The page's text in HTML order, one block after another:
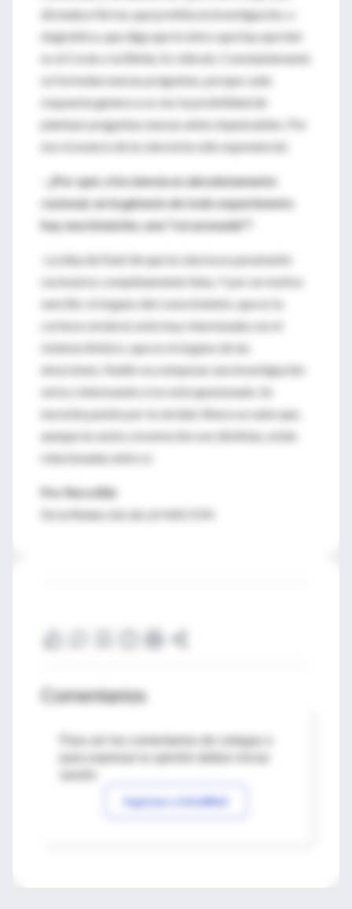
dictadura férrea, que prohíba la investigación, o
dogmática, que diga que lo único que hay que leer
es el Corán o la Biblia. Es ridículo. Constantemente
se formulan nuevas preguntas, porque cada
respuesta genera a su vez la posibilidad de
plantear preguntas nuevas antes impensables. Por
eso el avance de la ciencia ha sido exponencial.
- ¿Por qué, si la ciencia es absolutamente
racional, en la génesis de todo experimento
hay una intuición, una "corazonada"?
-La idea de Kant de que la ciencia es puramente
racional es completamente falsa. Y por un motivo
sencillo: el órgano del conocimiento, que es la
corteza cerebral, está muy relacionada con el
sistema límbico, que es el órgano de las
emociones. Nadie va a empezar una investigación
seria o interesante si no está apasionado. Se
necesita pasión por la verdad. Ahora se sabe que,
aunque la razón y la emoción son distintas, están
relacionadas entre sí.
Por Nora Bär
De la Redacción de LA NACION
Comentarios
Para ver los comentarios de colegas o
Ingresar a IntraMed